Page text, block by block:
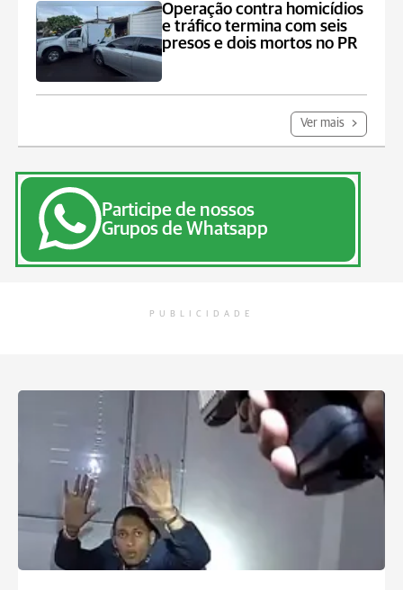
Operação contra homicídios
e tráfico termina com seis
presos e dois mortos no PR
Ver mais
Participe de nossos
Grupos de Whatsapp
PUBLICIDADE